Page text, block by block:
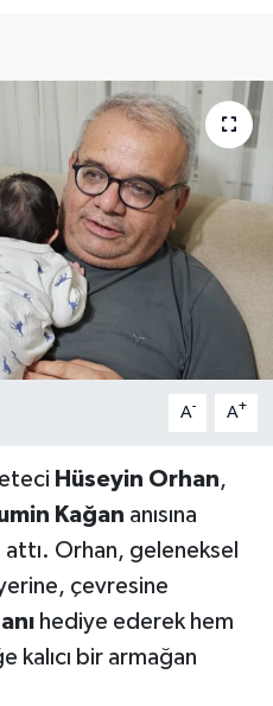
A- A+
Hüseyin Orhan,
Kağan anısına
Orhan, geleneksel
çevresine
hediye ederek hem
kalıcı bir armağan